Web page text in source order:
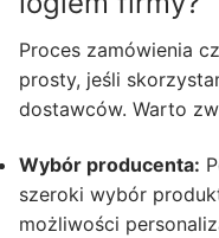
Proces zamówienia
prosty, jeśli
dostawców. Warto
Wybór producenta:
szeroki wybór
możliwości